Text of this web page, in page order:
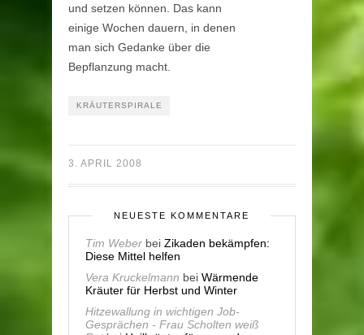
und setzen können. Das kann
einige Wochen dauern, in denen
man sich Gedanke über die
Bepflanzung macht.
KRÄUTERSPIRALE
3. APRIL 2008
NEUESTE KOMMENTARE
Tim Weber bei Zikaden bekämpfen:
Diese Mittel helfen
Vera Kruckelmann bei Wärmende
Kräuter für Herbst und Winter
Hitzewallung in wichtigen Job-
Gesprächen - Frau Scholten weiß